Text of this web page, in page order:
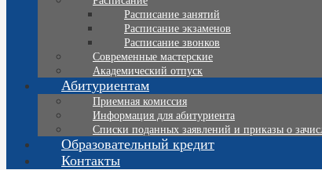
Расписание занятий
Расписание экзаменов
Расписание звонков
Современные мастерские
Академический отпуск
Абитуриентам
Приемная комиссия
Информация для абитуриента
Списки поданных заявлений и приказы о
Образовательный кредит
Контакты